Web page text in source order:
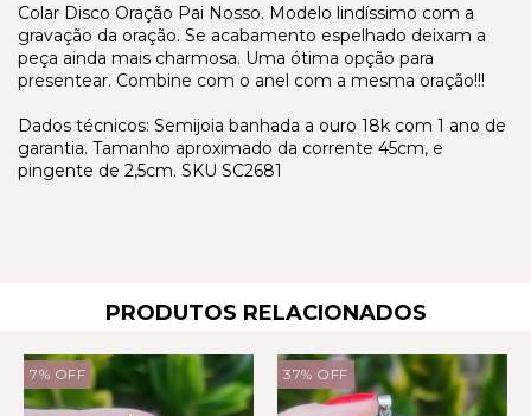
Colar Disco Oração Pai Nosso. Modelo lindíssimo com a
gravação da oração. Se acabamento espelhado deixam a
peça ainda mais charmosa. Uma ótima opção para
presentear. Combine com o anel com a mesma oração!!!
Dados técnicos: Semijoia banhada a ouro 18k com 1 ano de
garantia. Tamanho aproximado da corrente 45cm, e
pingente de 2,5cm. SKU SC2681
PRODUTOS RELACIONADOS
7% OFF 37% OFF